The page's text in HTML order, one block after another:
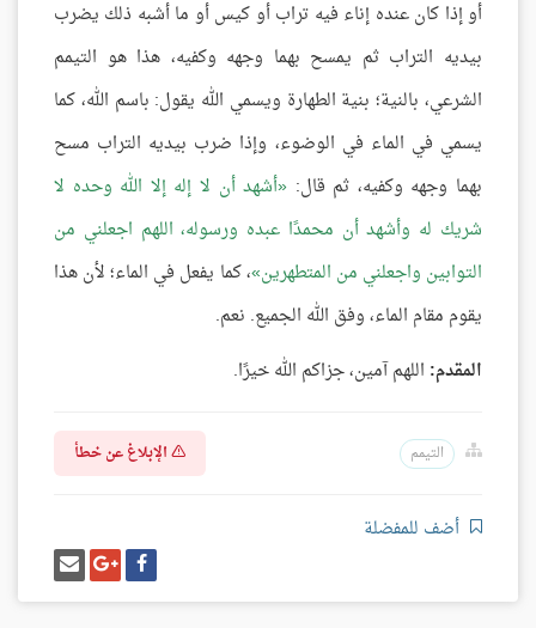
أو إذا كان عنده إناء فيه تراب أو كيس أو ما أشبه ذلك يضرب
بيديه التراب ثم يمسح بهما وجهه وكفيه، هذا هو التيمم
الشرعي، بالنية؛ بنية الطهارة ويسمي الله يقول: باسم الله، كما
يسمي في الماء في الوضوء، وإذا ضرب بيديه التراب مسح
بهما وجهه وكفيه، ثم قال: أشهد أن لا إله إلا الله وحده لا
شريك له وأشهد أن محمدًا عبده ورسوله، اللهم اجعلني من
التوابين واجعلني من المتطهرين ، كما يفعل في الماء؛ لأن هذا
يقوم مقام الماء، وفق الله الجميع. نعم.
المقدم: اللهم آمين، جزاكم الله خيرًا.
التيمم الإبلاغ عن خطأ
أضف للمفضلة
شارك
على
فيسبوك
شارك
على
غوغل
بلس
إرسل
إيميل